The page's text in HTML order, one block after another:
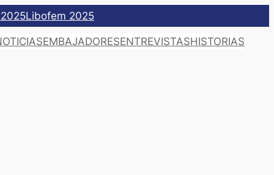
Libofem 2025
EMBAJADORESENTREVISTASHISTORIAS